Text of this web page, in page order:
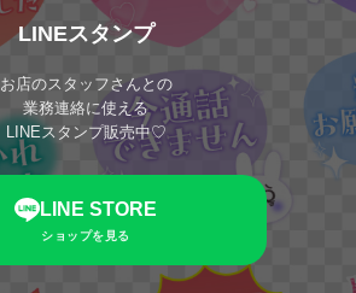
LINEスタンプ
お店のスタッフさんとの
業務連絡に使える
LINEスタンプ販売中♡
LINE STORE
ショップを見る